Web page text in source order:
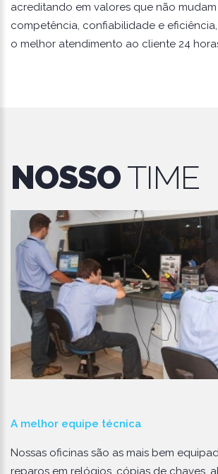
acreditando em valores que não
competência, confiabilidade e
o melhor atendimento ao cliente 24
NOSSOTIME
A melhor equipe técnica
Nossas oficinas são as mais bem
reparos em relógios, cópias de chaves,